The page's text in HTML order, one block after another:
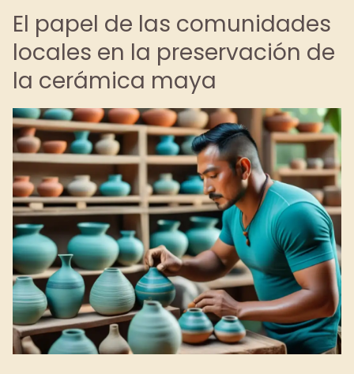
El papel de las comunidades
locales en la preservación de
la cerámica maya